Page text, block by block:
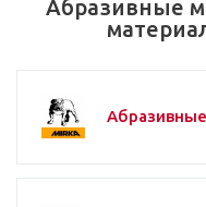
Абразивные